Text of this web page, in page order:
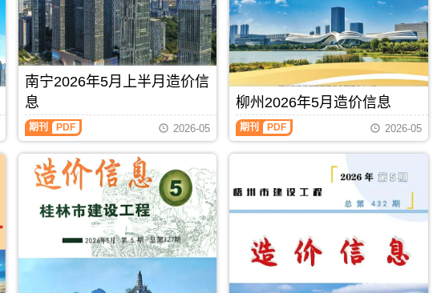
主
办：
防
城
港
建
设
标
准
工
程
于
市
造
价
信
期
刊
PDF
当
前
贺
州
造
价
信
息
每
月
一
期
用
于
梧
州
工
程
投
资
估
算
编
制，
梧
州
设
工
程
造
价
信
息）
期
刊，
由
防
造
程
造
价
信
息）
刊，
由
百
色
市
工
发
南宁2026年5月上半月造价信
息
南
宁
价
期刊 PDF 2026-05
柳州2026年5月造价信息
柳
州
月
价
（柳
建
期刊 PDF 2026-05